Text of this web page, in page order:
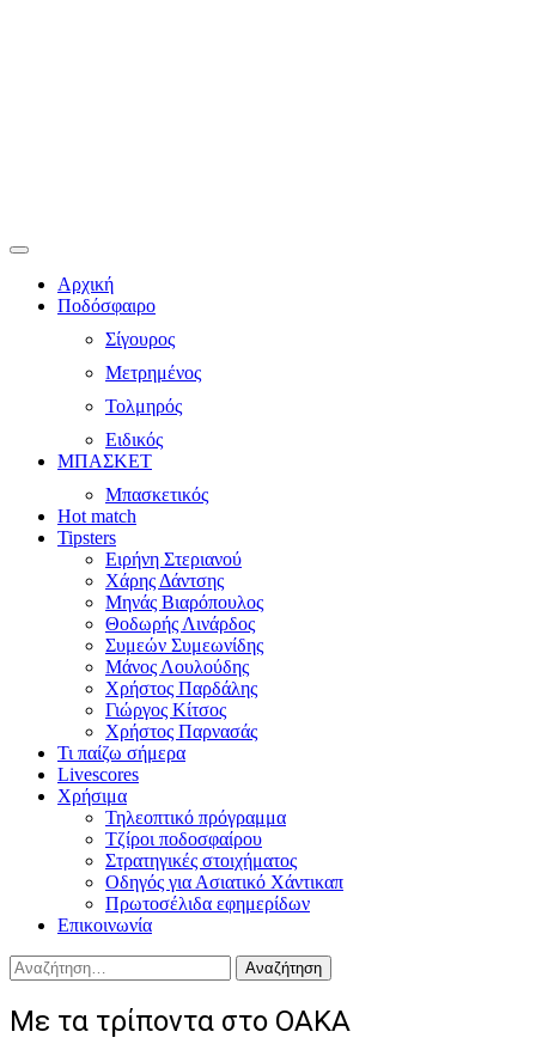
Αρχική
Ποδόσφαιρο
Σίγουρος
Μετρημένος
Τολμηρός
Ειδικός
ΜΠΑΣΚΕΤ
Μπασκετικός
Hot match
Tipsters
Ειρήνη Στεριανού
Χάρης Δάντσης
Μηνάς Βιαρόπουλος
Θοδωρής Λινάρδος
Συμεών Συμεωνίδης
Μάνος Λουλούδης
Χρήστος Παρδάλης
Γιώργος Κίτσος
Χρήστος Παρνασάς
Τι παίζω σήμερα
Livescores
Χρήσιμα
Τηλεοπτικό πρόγραμμα
Τζίροι ποδοσφαίρου
Στρατηγικές στοιχήματος
Οδηγός για Ασιατικό Χάντικαπ
Πρωτοσέλιδα εφημερίδων
Επικοινωνία
Αναζήτηση
για:
Με τα τρίποντα στο ΟΑΚΑ